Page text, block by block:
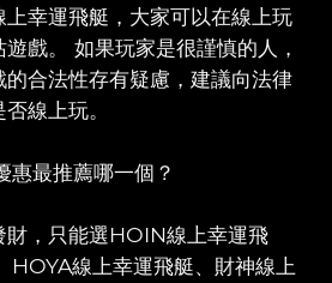
幸運飛艇，大家可以在線上玩
戲。 如果玩家是很謹慎的人，
合法性存有疑慮，建議向法律
線上玩。
惠最推薦哪一個？
財，只能選HOIN線上幸運飛
HOYA線上幸運飛艇、財神線上